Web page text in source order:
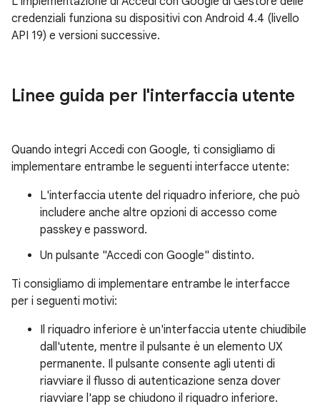
credenziali funziona su dispositivi con Android 4.4 (livello
API 19) e versioni successive.
Linee guida per l'interfaccia utente
Quando integri Accedi con Google, ti consigliamo di
implementare entrambe le seguenti interfacce utente:
L'interfaccia utente del riquadro inferiore, che può
includere anche altre opzioni di accesso come
passkey e password.
Un pulsante "Accedi con Google" distinto.
Ti consigliamo di implementare entrambe le interfacce
per i seguenti motivi:
Il riquadro inferiore è un'interfaccia utente chiudibile
dall'utente, mentre il pulsante è un elemento UX
permanente. Il pulsante consente agli utenti di
riavviare il flusso di autenticazione senza dover
riavviare l'app se chiudono il riquadro inferiore.